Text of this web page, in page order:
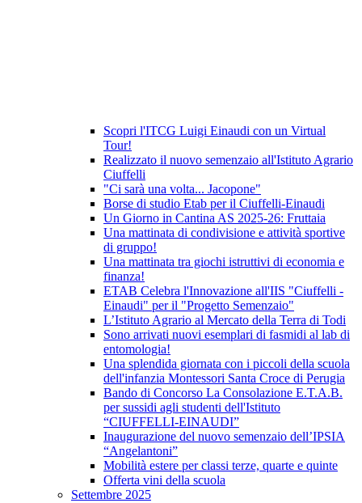
Scopri l'ITCG Luigi Einaudi con un Virtual
Tour!
Realizzato il nuovo semenzaio all'Istituto Agrario
Ciuffelli
"Ci sarà una volta... Jacopone"
Borse di studio Etab per il Ciuffelli-Einaudi
Un Giorno in Cantina AS 2025-26: Fruttaia
Una mattinata di condivisione e attività sportive
di gruppo!
Una mattinata tra giochi istruttivi di economia e
finanza!
ETAB Celebra l'Innovazione all'IIS "Ciuffelli -
Einaudi" per il "Progetto Semenzaio"
L’Istituto Agrario al Mercato della Terra di Todi
Sono arrivati nuovi esemplari di fasmidi al lab di
entomologia!
Una splendida giornata con i piccoli della scuola
dell'infanzia Montessori Santa Croce di Perugia
Bando di Concorso La Consolazione E.T.A.B.
per sussidi agli studenti dell'Istituto
“CIUFFELLI-EINAUDI”
Inaugurazione del nuovo semenzaio dell’IPSIA
“Angelantoni”
Mobilità estere per classi terze, quarte e quinte
Offerta vini della scuola
Settembre 2025